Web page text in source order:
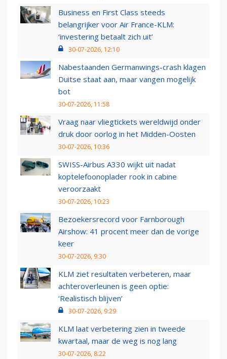
Business en First Class steeds
belangrijker voor Air France-KLM:
‘investering betaalt zich uit’
30-07-2026, 12:10
Nabestaanden Germanwings-crash klagen
Duitse staat aan, maar vangen mogelijk
bot
30-07-2026, 11:58
Vraag naar vliegtickets wereldwijd onder
druk door oorlog in het Midden-Oosten
30-07-2026, 10:36
SWISS-Airbus A330 wijkt uit nadat
koptelefoonoplader rook in cabine
veroorzaakt
30-07-2026, 10:23
Bezoekersrecord voor Farnborough
Airshow: 41 procent meer dan de vorige
keer
30-07-2026, 9:30
KLM ziet resultaten verbeteren, maar
achteroverleunen is geen optie:
‘Realistisch blijven’
30-07-2026, 9:29
KLM laat verbetering zien in tweede
kwartaal, maar de weg is nog lang
30-07-2026, 8:22